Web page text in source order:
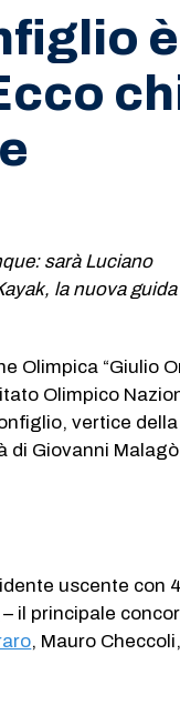
è
sarà Luciano
la nuova
Olimpica “Giulio
Olimpico
vertice della
di Giovanni
uscente con
– il principale
, Mauro Checcoli,